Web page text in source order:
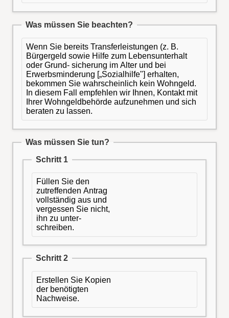
Was müssen Sie beachten?
Wenn Sie bereits Transferleistungen (z. B.
Bürgergeld sowie Hilfe zum Lebensunterhalt
oder Grund- sicherung im Alter und bei
Erwerbsminderung [„Sozialhilfe"] erhalten,
bekommen Sie wahrscheinlich kein Wohngeld.
In diesem Fall empfehlen wir Ihnen, Kontakt mit
Ihrer Wohngeldbehörde aufzunehmen und sich
beraten zu lassen.
Was müssen Sie tun?
Schritt 1
Füllen Sie den
zutreffenden Antrag
vollständig aus und
vergessen Sie nicht,
ihn zu unter-
schreiben.
Schritt 2
Erstellen Sie Kopien
der benötigten
Nachweise.